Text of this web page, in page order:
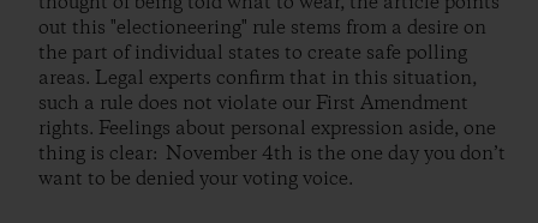
out this "electioneering" rule stems from a desire on
the part of individual states to create safe polling
areas. Legal experts confirm that in this situation,
such a rule does not violate our First Amendment
rights. Feelings about personal expression aside, one
thing is clear: November 4th is the one day you don’t
want to be denied your voting voice.